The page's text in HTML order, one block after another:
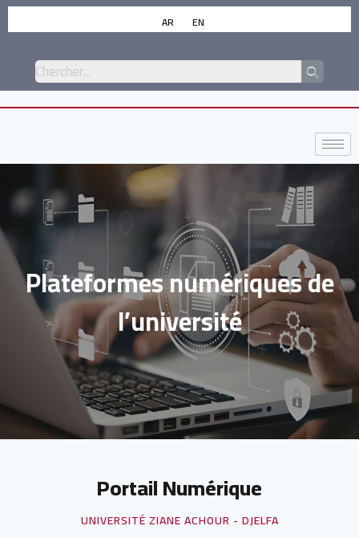
AR EN
Plateformes numériques de
l’université
Portail Numérique
UNIVERSITÉ ZIANE ACHOUR - DJELFA